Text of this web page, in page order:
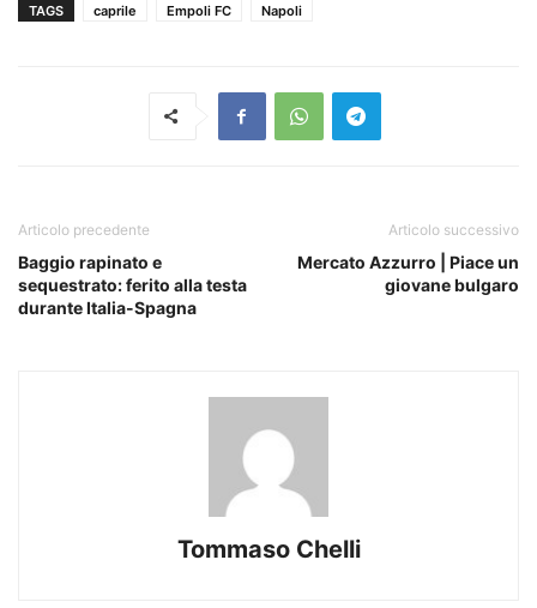
TAGS caprile Empoli FC Napoli
Articolo precedente
Baggio rapinato e
sequestrato: ferito alla testa
durante Italia-Spagna
Articolo successivo
Mercato Azzurro | Piace un
giovane bulgaro
Tommaso Chelli